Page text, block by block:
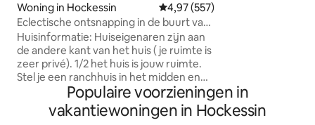
Woning in Hockessin Gemiddelde beoordeling van
4,97 (557)
Eclectische ontsnapping in de buurt van
Longwood Gardens en Mt. Cuba
Huisinformatie: Huiseigenaren zijn aan
de andere kant van het huis ( je ruimte is
zeer privé). 1/2 het huis is jouw ruimte.
Stel je een ranchhuis in het midden en
1/2 is de Airbnb en de andere 1/2 is de
kant van de eigenaar. Eigen ingang met
sleutelloos slot , 2 slaapkamers met
Main St. Slechts
Christiana Mall.
Populaire voorzieningen in
vakantiewoningen in Hockessin